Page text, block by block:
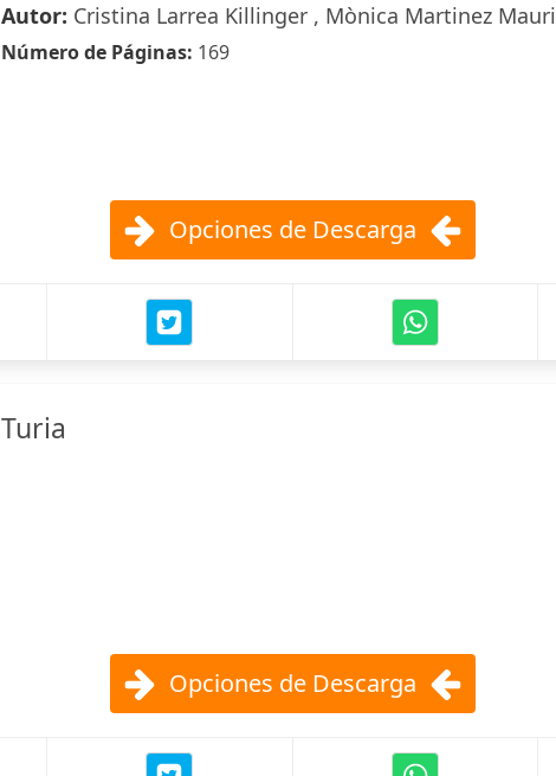
Autor: Cristina Larrea Killinger , Mònica Martinez Mauri
Número de Páginas: 169
Opciones de Descarga
Turia
Opciones de Descarga